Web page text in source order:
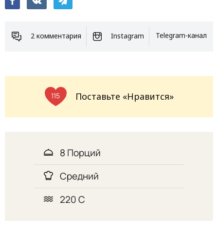
2 комментария Instagram Telegram-канал
115 Поставьте «Нравится»
8 Порций
Средний
220 С